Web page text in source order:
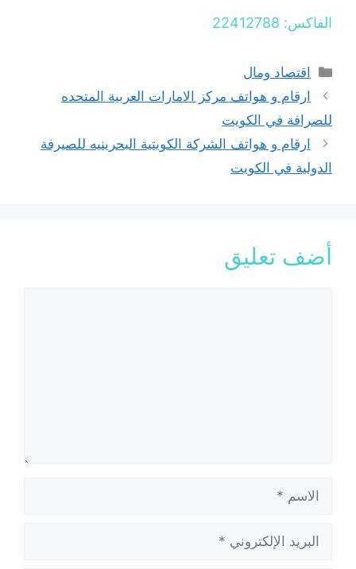
الفاكس: 22412788
التصنيفات
اقتصاد ومال
ارقام و هواتف مركز الامارات العربية المتحده
للصرافة في الكويت
ارقام و هواتف الشركة الكويتية البحرينيه للصيرفة
الدولية في الكويت
أضف تعليق
الإلكتروني